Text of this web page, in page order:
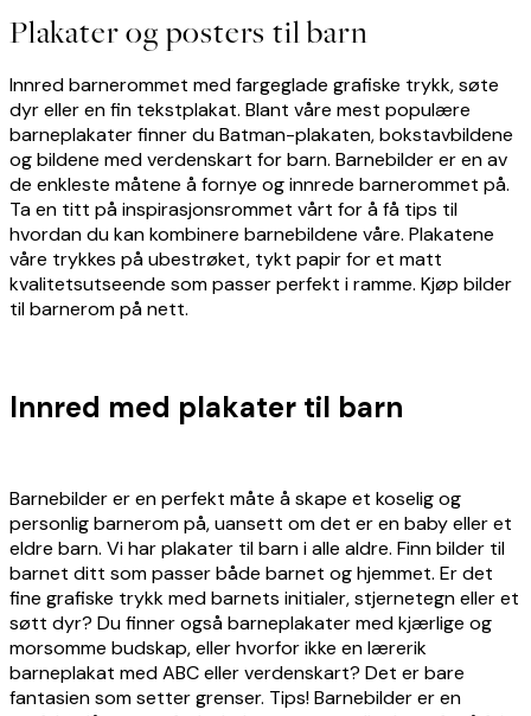
Plakater og posters til barn
Innred barnerommet med fargeglade grafiske trykk, søte
dyr eller en fin tekstplakat. Blant våre mest populære
barneplakater finner du Batman-plakaten, bokstavbildene
og bildene med verdenskart for barn. Barnebilder er en av
de enkleste måtene å fornye og innrede barnerommet på.
Ta en titt på inspirasjonsrommet vårt for å få tips til
hvordan du kan kombinere barnebildene våre. Plakatene
våre trykkes på ubestrøket, tykt papir for et matt
kvalitetsutseende som passer perfekt i ramme. Kjøp bilder
til barnerom på nett.
Innred med plakater til barn
Barnebilder er en perfekt måte å skape et koselig og
personlig barnerom på, uansett om det er en baby eller et
eldre barn. Vi har plakater til barn i alle aldre. Finn bilder til
barnet ditt som passer både barnet og hjemmet. Er det
fine grafiske trykk med barnets initialer, stjernetegn eller et
søtt dyr? Du finner også barneplakater med kjærlige og
morsomme budskap, eller hvorfor ikke en lærerik
barneplakat med ABC eller verdenskart? Det er bare
fantasien som setter grenser. Tips! Barnebilder er en